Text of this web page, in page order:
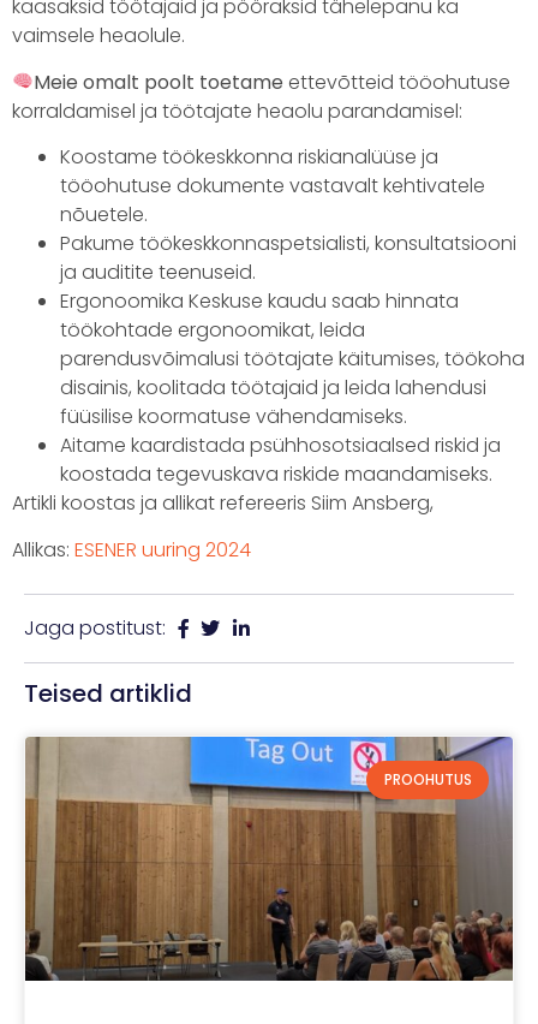
kaasaksid töötajaid ja pööraksid tähelepanu ka
vaimsele heaolule.
Meie omalt poolt toetameettevõtteid tööohutuse
korraldamisel ja töötajate heaolu parandamisel:
Koostame töökeskkonna riskianalüüse ja
tööohutuse dokumente vastavalt kehtivatele
nõuetele.
Pakume töökeskkonnaspetsialisti, konsultatsiooni
ja auditite teenuseid.
Ergonoomika Keskuse kaudu saab hinnata
töökohtade ergonoomikat, leida
parendusvõimalusi töötajate käitumises, töökoha
disainis, koolitada töötajaid ja leida lahendusi
füüsilise koormatuse vähendamiseks.
Aitame kaardistada psühhosotsiaalsed riskid ja
koostada tegevuskava riskide maandamiseks.
Artikli koostas ja allikat refereeris Siim Ansberg,
Allikas: ESENER uuring 2024
Jaga postitust:
Teised artiklid
PROOHUTUS